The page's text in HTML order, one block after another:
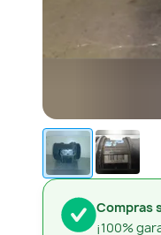
Compras
¡100%